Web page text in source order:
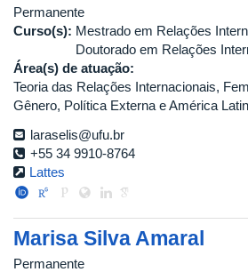
Permanente
Curso(s): Mestrado em Relações
Doutorado em Relações
Área(s) de atuação:
Teoria das Relações Internacionais,
Gênero, Política Externa e América
laraselis@ufu.br
+55 34 9910-8764
Lattes
Marisa Silva Amaral
Permanente